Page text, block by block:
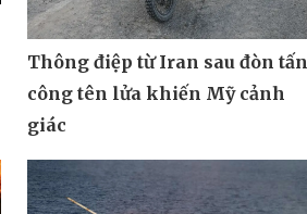
Thông điệp từ Iran sau đòn tấn
công tên lửa khiến Mỹ cảnh
giác